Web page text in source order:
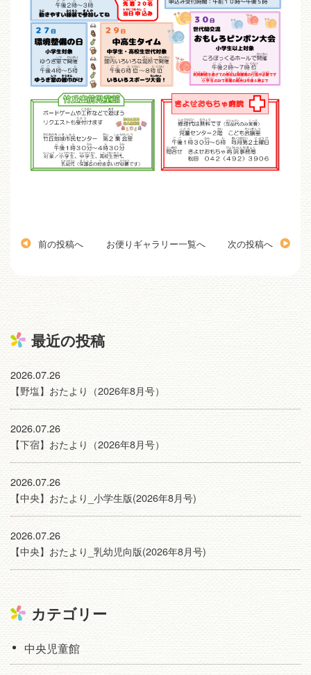
前の投稿へ お便りギャラリー一覧へ 次の投稿へ
最近の投稿
2026.07.26
【野塩】おたより（2026年8月号）
2026.07.26
【下宿】おたより（2026年8月号）
2026.07.26
【中央】おたより_小学生版(2026年8月号)
2026.07.26
【中央】おたより_乳幼児向版(2026年8月号)
カテゴリー
中央児童館